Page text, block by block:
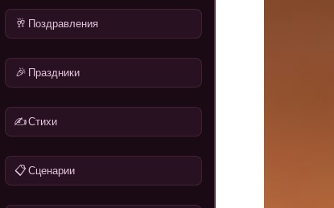
🥂 Поздравления
🎉 Праздники
✍️Стихи
📋 Сценарии